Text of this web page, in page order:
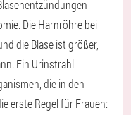
Die Harnröhre bei
die Blase ist größer,
Ein Urinstrahl
die in den
erste Regel für Frauen: